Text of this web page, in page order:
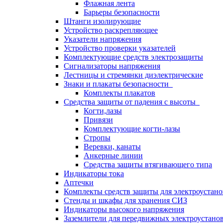
Флажная лента
Барьеры безопасности
Штанги изолирующие
Устройство раскрепляющее
Указатели напряжения
Устройство проверки указателей
Комплектующие средств электрозащиты
Сигнализаторы напряжения
Лестницы и стремянки диэлектрические
Знаки и плакаты безопасности
Комплекты плакатов
Средства защиты от падения с высоты
Когти,лазы
Привязи
Комплектующие когти-лазы
Стропы
Веревки, канаты
Анкерные линии
Средства защиты втягивающего типа
Индикаторы тока
Аптечки
Комплекты средств защиты для
Стенды и шкафы для хранения СИЗ
Индикаторы высокого напряжения
Заземлители для передвижных